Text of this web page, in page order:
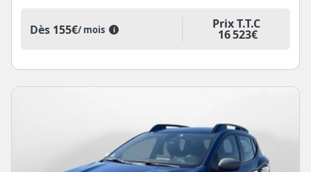
Dès 155€/ mois i Prix T.T.C
16 523€